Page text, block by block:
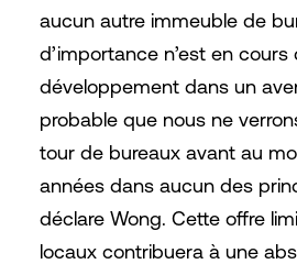
aucun autre immeuble de
d’importance n’est en cours
développement dans un
probable que nous ne
tour de bureaux avant au
années dans aucun des
déclare Wong. Cette offre
locaux contribuera à une